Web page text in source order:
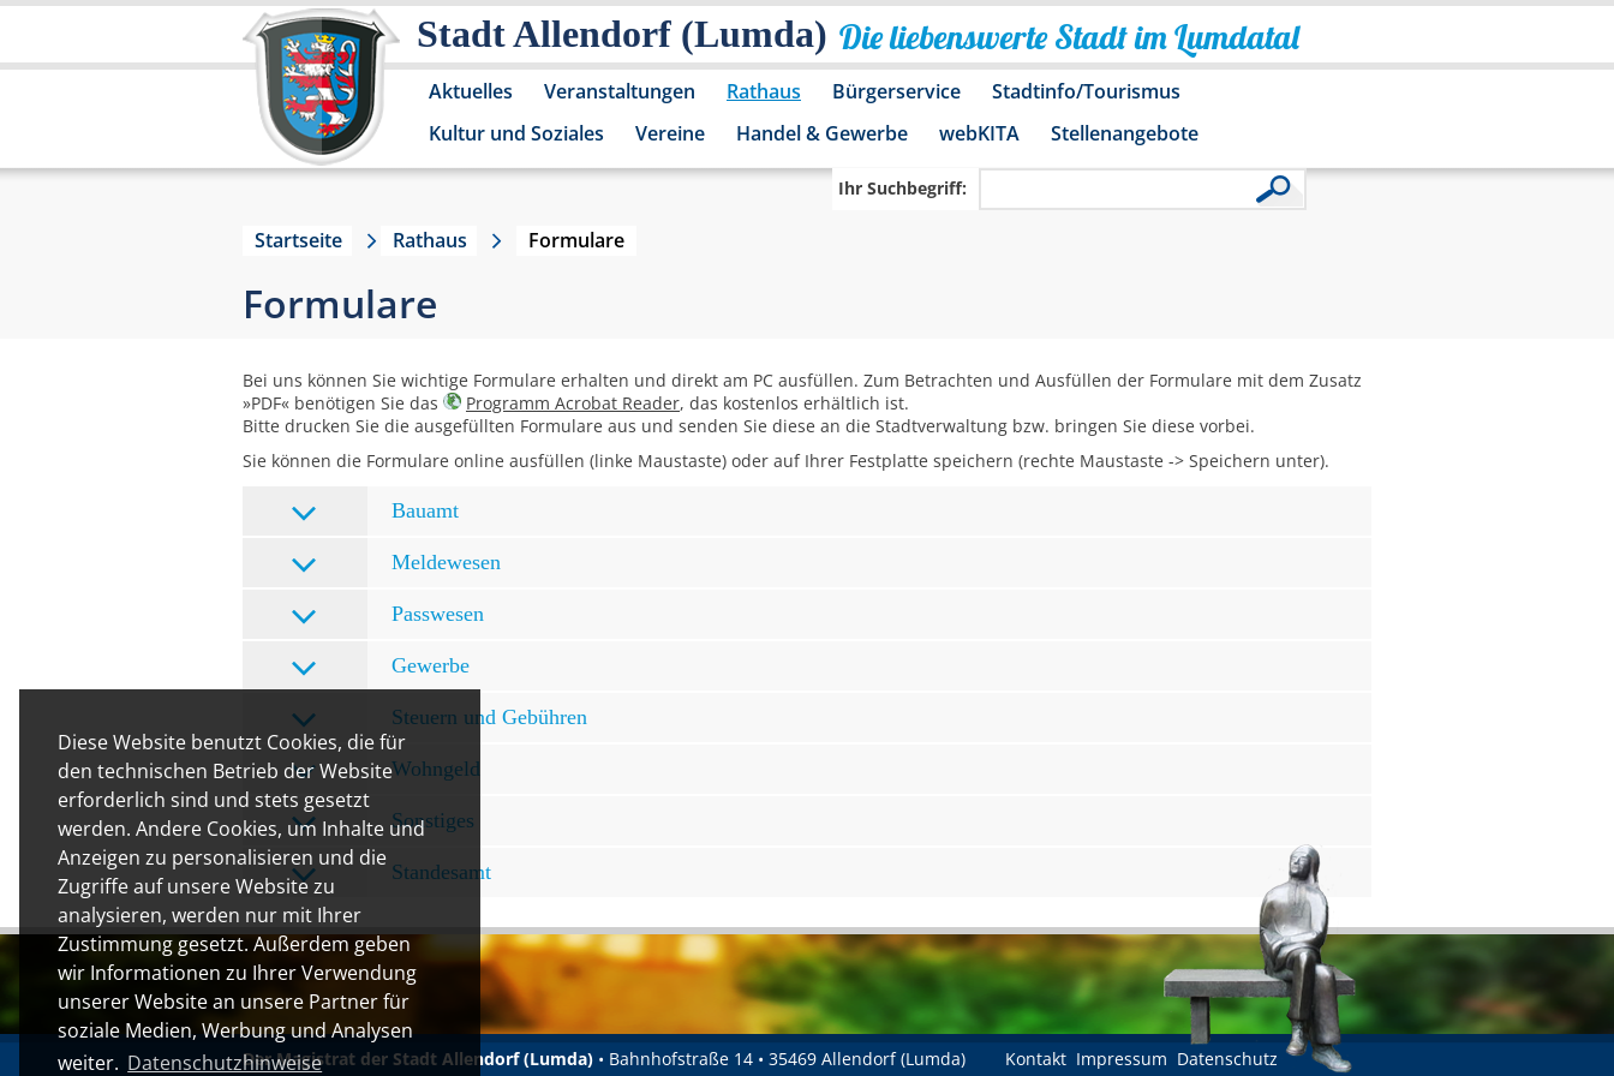
Diese Website benutzt Cookies, die für
den technischen Betrieb der Website
erforderlich sind und stets gesetzt
werden. Andere Cookies, um Inhalte und
Anzeigen zu personalisieren und die
Zugriffe auf unsere Website zu
analysieren, werden nur mit Ihrer
Zustimmung gesetzt. Außerdem geben
wir Informationen zu Ihrer Verwendung
unserer Website an unsere Partner für
soziale Medien, Werbung und Analysen
weiter. Datenschutzhinweise
Stadt Allendorf (Lumda) Die liebenswerte Stadt im Lumdatal
Aktuelles Veranstaltungen Rathaus Bürgerservice
Stadtinfo/Tourismus
Kultur und Soziales
Vereine Handel & Gewerbe webKITA Stellenangebote
Ihr Suchbegriff:
Startseite Rathaus Formulare
Formulare
Bei uns können Sie wichtige Formulare erhalten und direkt am PC ausfüllen. Zum Betrachten und Ausfüllen der Formulare mit dem Zusatz
»PDF« benötigen Sie das
Programm Acrobat Reader, das kostenlos erhältlich ist.
Bitte drucken Sie die ausgefüllten Formulare aus und senden Sie diese an die Stadtverwaltung bzw. bringen Sie diese vorbei.
Sie können die Formulare online ausfüllen (linke Maustaste) oder auf Ihrer Festplatte speichern (rechte Maustaste -> Speichern unter).
Bauamt
Meldewesen
Passwesen
Gewerbe
Steuern und Gebühren
Wohngeld
Sonstiges
Standesamt
Der Magistrat der Stadt Allendorf (Lumda) • Bahnhofstraße 14 • 35469 Allendorf (Lumda) Kontakt Impressum Datenschutz